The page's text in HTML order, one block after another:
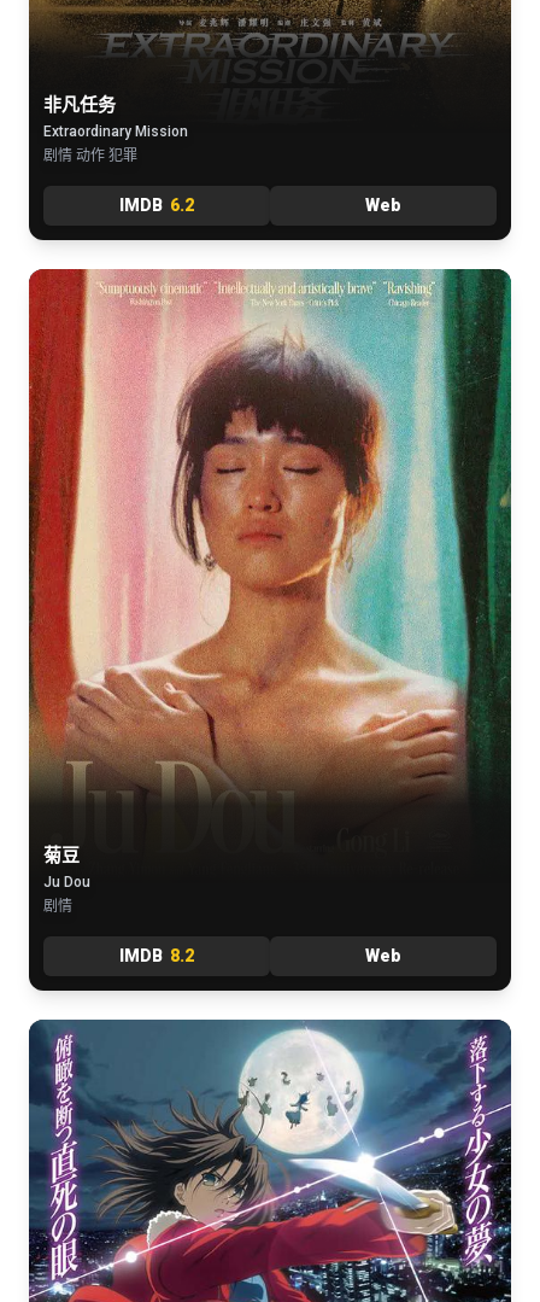
非凡任务
Extraordinary Mission
剧情 动作 犯罪
IMDB 6.2 Web
菊豆
Ju Dou
剧情
IMDB 8.2 Web